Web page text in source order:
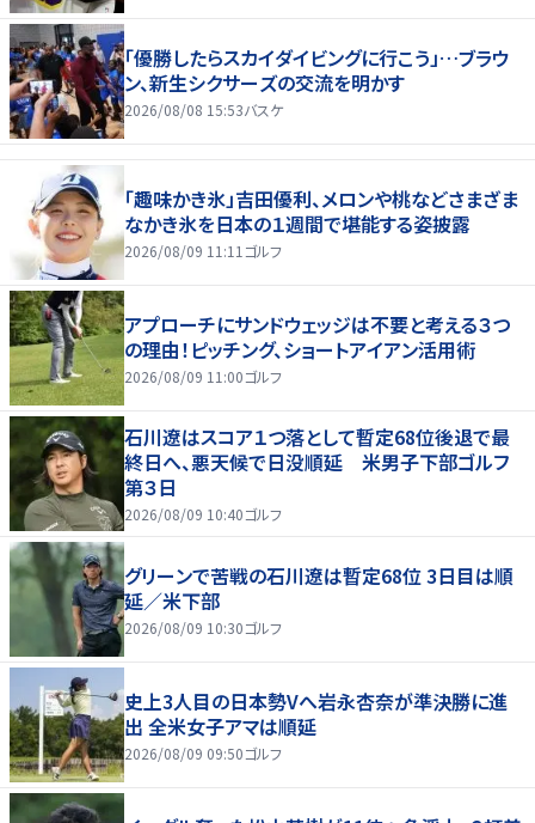
「優勝したらスカイダイビングに行こう」…ブラウ
ン、新生シクサーズの交流を明かす
2026/08/08 15:53バスケ
「趣味かき氷」吉田優利、メロンや桃などさまざま
なかき氷を日本の１週間で堪能する姿披露
2026/08/09 11:11 ゴルフ
アプローチにサンドウェッジは不要と考える３つ
の理由！ピッチング、ショートアイアン活用術
2026/08/09 11:00ゴルフ
石川遼はスコア１つ落として暫定68位後退で最
終日へ、悪天候で日没順延 米男子下部ゴルフ
第３日
2026/08/09 10:40ゴルフ
グリーンで苦戦の石川遼は暫定68位 3日目は順
延／米下部
2026/08/09 10:30ゴルフ
史上3人目の日本勢Vへ岩永杏奈が準決勝に進
出 全米女子アマは順延
2026/08/09 09:50ゴルフ